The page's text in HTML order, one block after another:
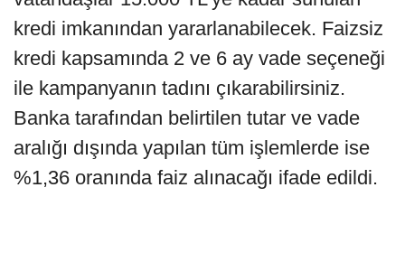
kredi imkanından yararlanabilecek. Faizsiz
kredi kapsamında 2 ve 6 ay vade seçeneği
ile kampanyanın tadını çıkarabilirsiniz.
Banka tarafından belirtilen tutar ve vade
aralığı dışında yapılan tüm işlemlerde ise
%1,36 oranında faiz alınacağı ifade edildi.